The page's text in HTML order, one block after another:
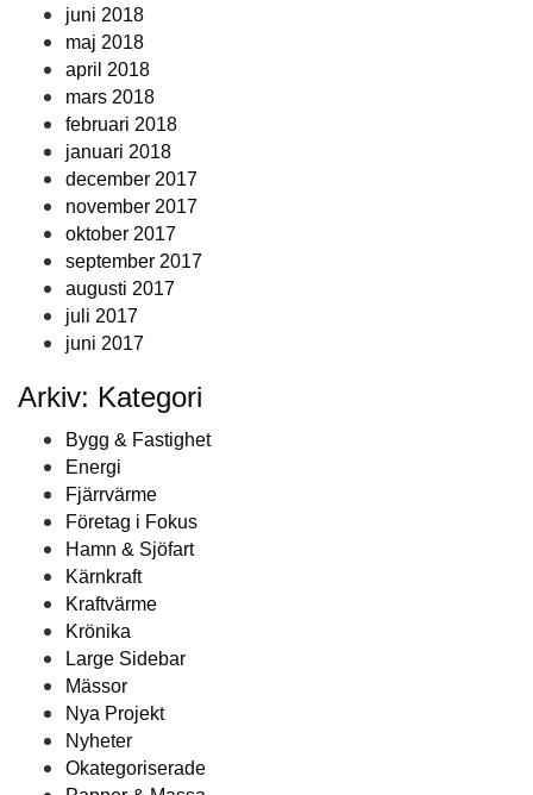
juni 2018
maj 2018
april 2018
mars 2018
februari 2018
januari 2018
december 2017
november 2017
oktober 2017
september 2017
augusti 2017
juli 2017
juni 2017
Arkiv: Kategori
Bygg & Fastighet
Energi
Fjärrvärme
Företag i Fokus
Hamn & Sjöfart
Kärnkraft
Kraftvärme
Krönika
Large Sidebar
Mässor
Nya Projekt
Nyheter
Okategoriserade